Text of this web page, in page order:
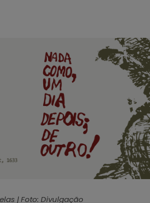
| Foto: Divulgação